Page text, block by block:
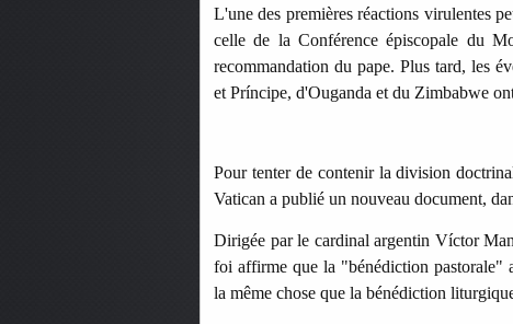
L'une des premières réactions virulentes
celle de la Conférence épiscopale du
recommandation du pape. Plus tard, les
et Príncipe, d'Ouganda et du Zimbabwe
Pour tenter de contenir la division
Vatican a publié un nouveau document,
Dirigée par le cardinal argentin Víctor
foi affirme que la "bénédiction pastorale"
la même chose que la bénédiction